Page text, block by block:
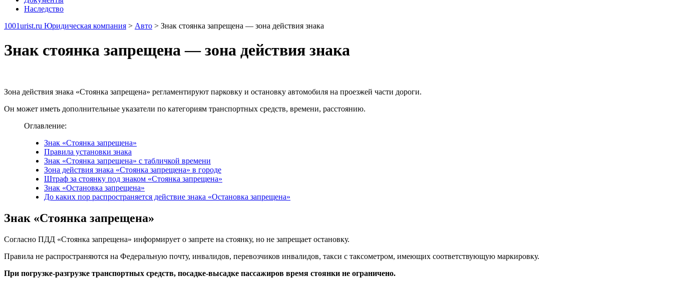
Наследство
1001urist.ru Юридическая компания > Авто > Знак стоянка запрещена — зона действия знака
Знак стоянка запрещена — зона действия знака
Зона действия знака «Стоянка запрещена» регламентируют парковку и остановку автомобиля на проезжей части дороги.
Он может иметь дополнительные указатели по категориям транспортных средств, времени, расстоянию.
Оглавление:
Знак «Стоянка запрещена»
Правила установки знака
Знак «Стоянка запрещена» с табличкой времени
Зона действия знака «Стоянка запрещена» в городе
Штраф за стоянку под знаком «Стоянка запрещена»
Знак «Остановка запрещена»
До каких пор распространяется действие знака «Остановка запрещена»
Знак «Стоянка запрещена»
Согласно ПДД «Стоянка запрещена» информирует о запрете на стоянку, но не запрещает остановку.
Правила не распространяются на Федеральную почту, инвалидов, перевозчиков инвалидов, такси с таксометром, имеющих соответствующую маркировку.
При погрузке-разгрузке транспортных средств, посадке-высадке пассажиров время стоянки не ограничено.